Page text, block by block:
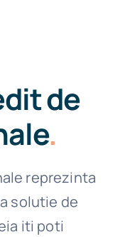
de
.
reprezinta
solutie de
iti poti